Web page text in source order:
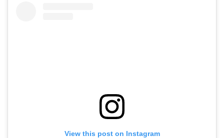
View this post on Instagram